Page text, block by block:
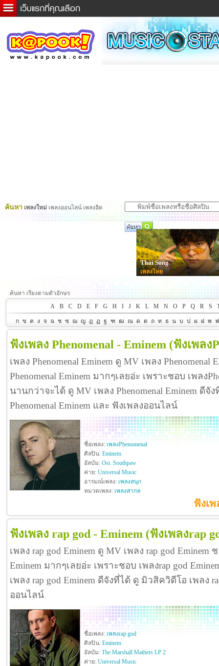
ข่าวด่วน
ละคร
ค้นหา เพลงใหม่ เพลงออนไลน์ เพลงฮิต
Thai Song
เพลงไทย
ค้นหา เรียงตามตัวอักษร
A
B C D E F G H I J K L M N O P Q R S
ก ข ค ง จ ฉ ช ซ ฌ ญ ฎ ฏ ฐ ฑ ฒ ณ ด ต ถ ท ธ น บ ป ผ ฝ พ ฟ
ฟังเพลง Phenomenal - Eminem (ฟังเพลง
เพลง Phenomenal Eminem ดู MV เพลง Phenomenal
Phenomenal Eminem มากๆเลยอ่ะ เพราะชอบ เพลง
นานกว่าจะได้ ดู MV เพลง Phenomenal Eminem ดีจั
Phenomenal Eminem และ ฟังเพลงออนไลน์
ชื่อเพลง: เพลงPhenomenal
ศิลปิน: Eminem
อัลบัม: Ost. Southpaw
ค่าย: Universal Music
อารมณ์เพลง: เพลงสนุก
หมวดเพลง: เพลงสากล
ฟังเพ
ฟังเพลง rap god - Eminem (ฟังเพลงrap
เพลง rap god Eminem ดู MV เพลง rap god Eminem
Eminem มากๆเลยอ่ะ เพราะชอบ เพลงrap god
เพลง rap god Eminem ดีจังที่ได้ ดู มิวสิควิดีโอ เพลง
ออนไลน์
ชื่อเพลง: เพลงrap god
ศิลปิน: Eminem
อัลบัม: The Marshall Mathers LP 2
ค่าย: Universal Music